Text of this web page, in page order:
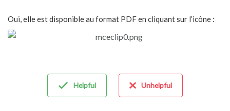
Oui, elle est disponible au format PDF en cliquant sur l’icône :
Helpful Unhelpful